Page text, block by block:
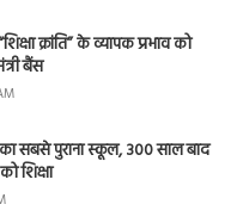
क्रांति” के व्यापक प्रभाव को
बैंस
सबसे पुराना स्कूल, 300 साल बाद
शिक्षा